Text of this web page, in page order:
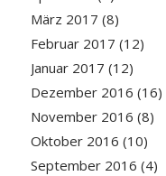
März 2017 (8)
Februar 2017 (12)
Januar 2017 (12)
Dezember 2016 (16)
November 2016 (8)
Oktober 2016 (10)
September 2016 (4)